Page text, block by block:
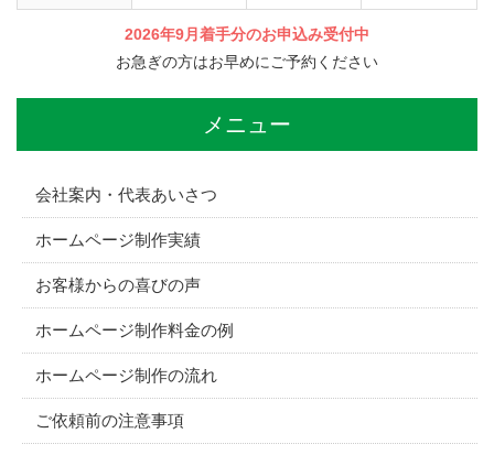
2026年9月着手分のお申込み受付中
お急ぎの方はお早めにご予約ください
メニュー
会社案内・代表あいさつ
ホームページ制作実績
お客様からの喜びの声
ホームページ制作料金の例
ホームページ制作の流れ
ご依頼前の注意事項